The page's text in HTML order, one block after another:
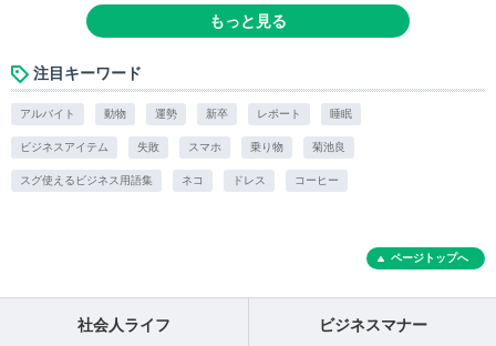
もっと見る
注目キーワード
アルバイト 動物 運勢 新卒 レポート 睡眠
ビジネスアイテム 失敗 スマホ 乗り物 菊池良
スグ使えるビジネス用語集 ネコ ドレス コーヒー
ページトップへ
社会人ライフ ビジネスマナー